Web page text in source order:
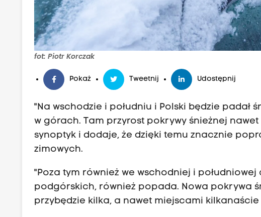
fot: Piotr Korczak
Pokaż Tweetnij Udostępnij
"Na wschodzie i południu i Polski będzie
w górach. Tam przyrost pokrywy śnieżnej
synoptyk i dodaje, że dzięki temu znacznie
zimowych.
"Poza tym również we wschodniej i
podgórskich, również popada. Nowa pokrywa
przybędzie kilka, a nawet miejscami